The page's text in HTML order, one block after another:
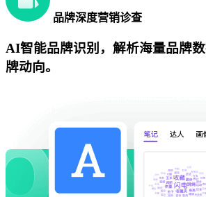
品牌深度营销诊查
AI智能品牌识别，解析海量品牌
牌动向。